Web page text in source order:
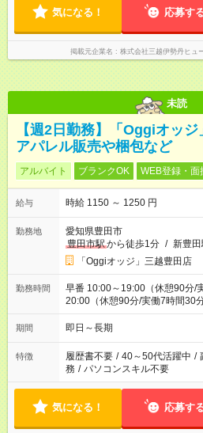
気になる！ 応募す
掲載元企業名 株式会社三越伊勢丹ヒュ
未読
【週2日勤務】「Oggiオッ
アパレル販売や梱包など
アルバイト ブランクOK WEB登録・面
給与 時給 1150 ～ 1250 円
勤務地
愛知県豊田市
豊田市駅から徒歩1分 / 新豊
「Oggiオッジ」三越豊田店
勤務時間
早番 10:00～19:00（休憩90分/
20:00（休憩90分/実働7時間30分
期間 即日～長期
特徴 履歴書不要 / 40～50代活躍中 /
務 / パソコンスキル不要
気になる！ 応募す